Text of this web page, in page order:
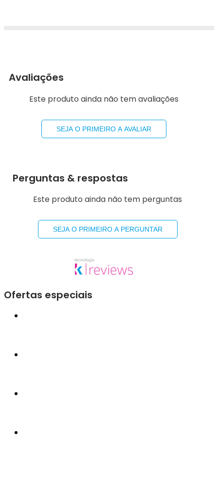
Avaliações
Este produto ainda não tem avaliações
SEJA O PRIMEIRO A AVALIAR
Perguntas & respostas
Este produto ainda não tem perguntas
SEJA O PRIMEIRO A PERGUNTAR
Ofertas especiais